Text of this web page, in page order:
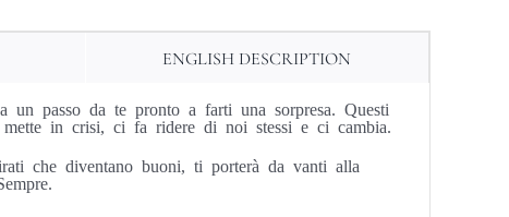
ENGLISH DESCRIPTION
passo da te pronto a farti una sorpresa. Questi
in crisi, ci fa ridere di noi stessi e ci cambia.
che diventano buoni, ti porterà da vanti alla